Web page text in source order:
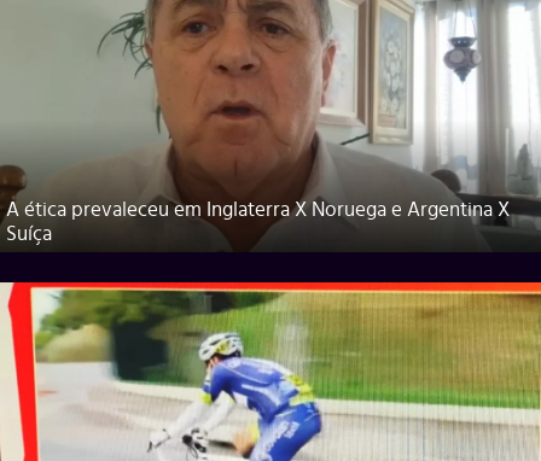
A ética prevaleceu em Inglaterra X Noruega e Argentina X
Suíça